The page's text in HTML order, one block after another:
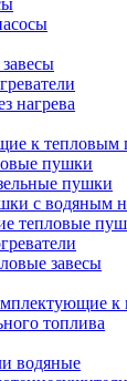
нагрева
к тепловым
пушки
пушки
с водяным
тепловые
завесы
к
топлива
водяные